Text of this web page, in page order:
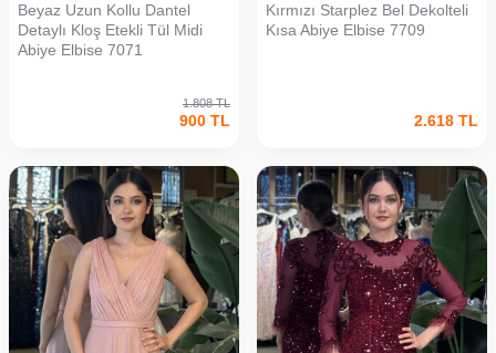
Beyaz Uzun Kollu Dantel
Detaylı Kloş Etekli Tül Midi
Abiye Elbise 7071
1.808TL
900 TL
Kırmızı Starplez Bel Dekolteli
Kısa Abiye Elbise 7709
2.618 TL